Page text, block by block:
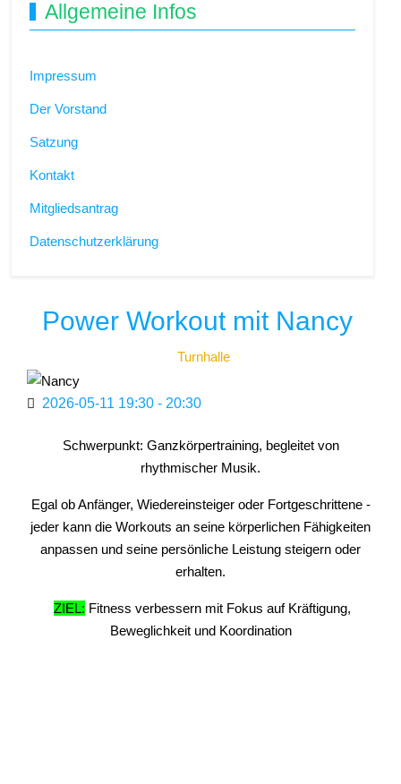
Allgemeine Infos
Impressum
Der Vorstand
Satzung
Kontakt
Mitgliedsantrag
Datenschutzerklärung
Power Workout mit Nancy
Turnhalle
2026-05-11 19:30 - 20:30
Schwerpunkt: Ganzkörpertraining, begleitet von
rhythmischer Musik.
Egal ob Anfänger, Wiedereinsteiger oder Fortgeschrittene -
jeder kann die Workouts an seine körperlichen Fähigkeiten
anpassen und seine persönliche Leistung steigern oder
erhalten.
ZIEL: Fitness verbessern mit Fokus auf Kräftigung,
Beweglichkeit und Koordination